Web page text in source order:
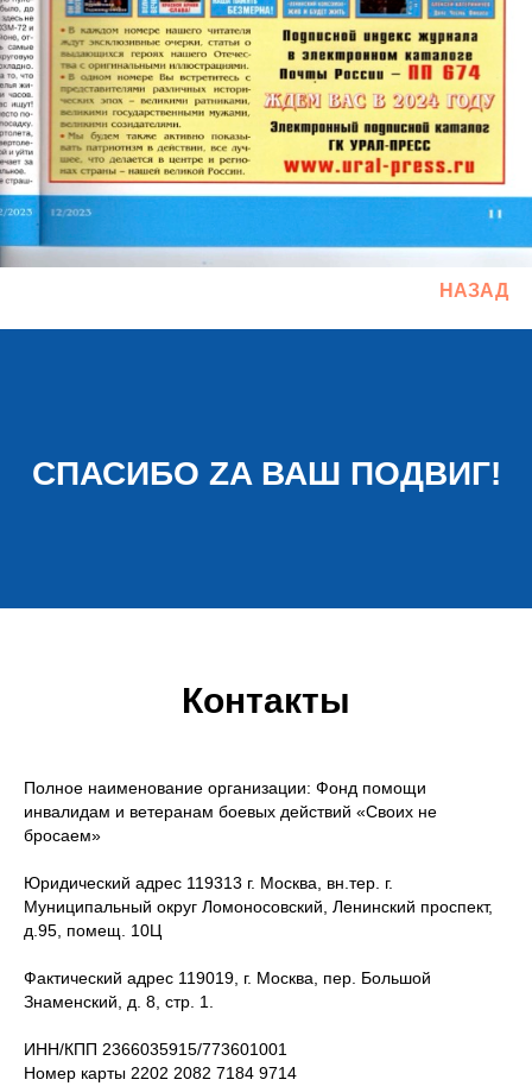
НАЗАД
СПАСИБО ZA ВАШ ПОДВИГ!
Контакты
Полное наименование организации: Фонд помощи
инвалидам и ветеранам боевых действий «Своих не
бросаем»
Юридический адрес 119313 г. Москва, вн.тер. г.
Муниципальный округ Ломоносовский, Ленинский проспект,
д.95, помещ. 10Ц
Фактический адрес 119019, г. Москва, пер. Большой
Знаменский, д. 8, стр. 1.
ИНН/КПП 2366035915/773601001
Номер карты 2202 2082 7184 9714